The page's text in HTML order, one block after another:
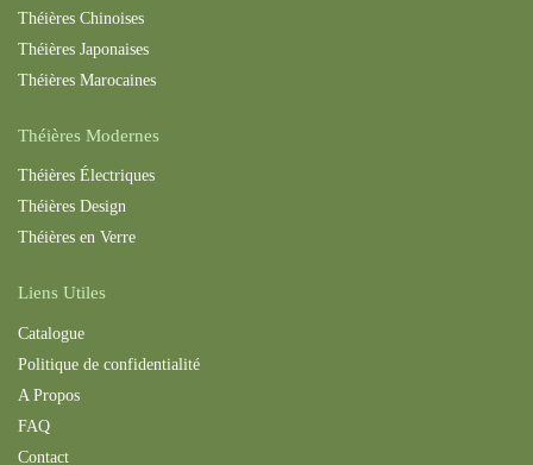
Théières Chinoises
Théières Japonaises
Théières Marocaines
Théières Modernes
Théières Électriques
Théières Design
Théières en Verre
Liens Utiles
Catalogue
Politique de confidentialité
A Propos
FAQ
Contact